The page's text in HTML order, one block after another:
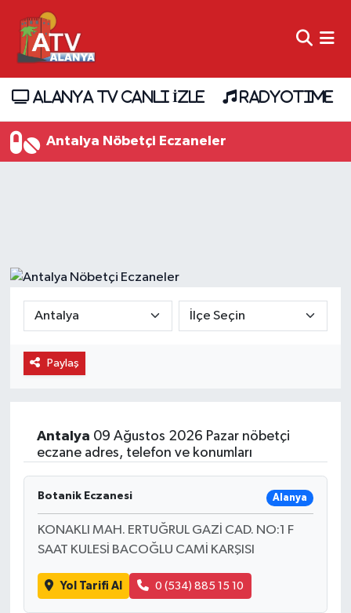
ALANYA TV CANLI İZLE RADYOTIME
Antalya Nöbetçi Eczaneler
Paylaş
Antalya 09 Ağustos 2026 Pazar nöbetçi
eczane adres, telefon ve konumları
Botanik Eczanesi Alanya
KONAKLI MAH. ERTUĞRUL GAZİ CAD. NO:1 F
SAAT KULESİ BACOĞLU CAMİ KARŞISI
Yol Tarifi Al 0 (534) 885 15 10